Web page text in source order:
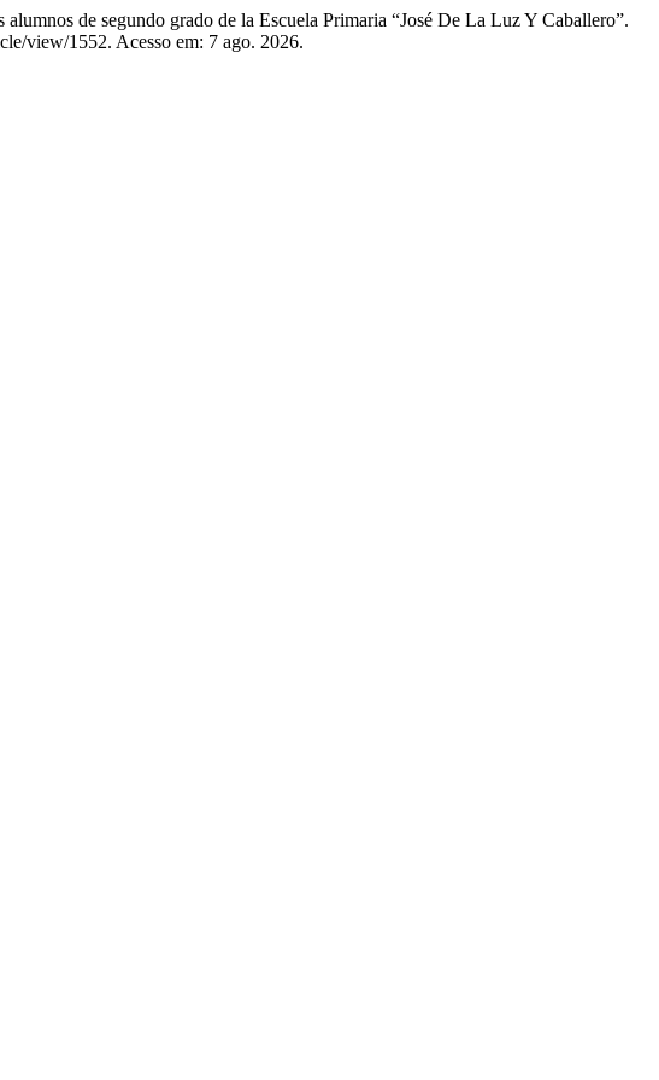
de segundo grado de la Escuela Primaria “José De La Luz Y Caballero”.
view/1552. Acesso em: 7 ago. 2026.